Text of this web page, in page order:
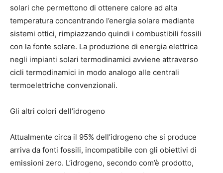
solari che permettono di ottenere calore ad alta
temperatura concentrando l’energia solare mediante
sistemi ottici, rimpiazzando quindi i combustibili fossili
con la fonte solare. La produzione di energia elettrica
negli impianti solari termodinamici avviene attraverso
cicli termodinamici in modo analogo alle centrali
termoelettriche convenzionali.
Gli altri colori dell’idrogeno
Attualmente circa il 95% dell’idrogeno che si produce
arriva da fonti fossili, incompatibile con gli obiettivi di
emissioni zero. L’idrogeno, secondo com’è prodotto,